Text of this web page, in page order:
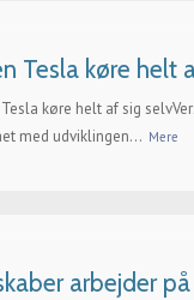
Tesla køre helt
Tesla køre helt af sig
med udviklingen... Mere
arbejder på